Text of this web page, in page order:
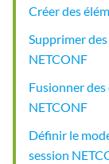
Créer des
Supprimer
NETCONF
Fusionner des
NETCONF
Définir le
session